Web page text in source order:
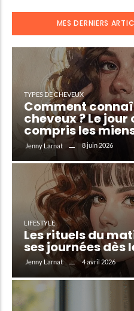
MES DERNIERS
TYPES DE CHEVEUX
Comment
cheveux ? Le jour
compris les
Jenny Larnat 8 juin 2026
LIFESTYLE
Les rituels du
ses journées dès
Jenny Larnat 4 avril 2026